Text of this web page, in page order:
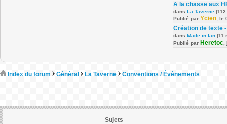
A la chasse aux
dans La Taverne
Publié par Ycien le
Création de texte
dans Made in fan (11
Publié par Heretoc
Index du forum Général La Taverne Conventions / Évènements
Sujets